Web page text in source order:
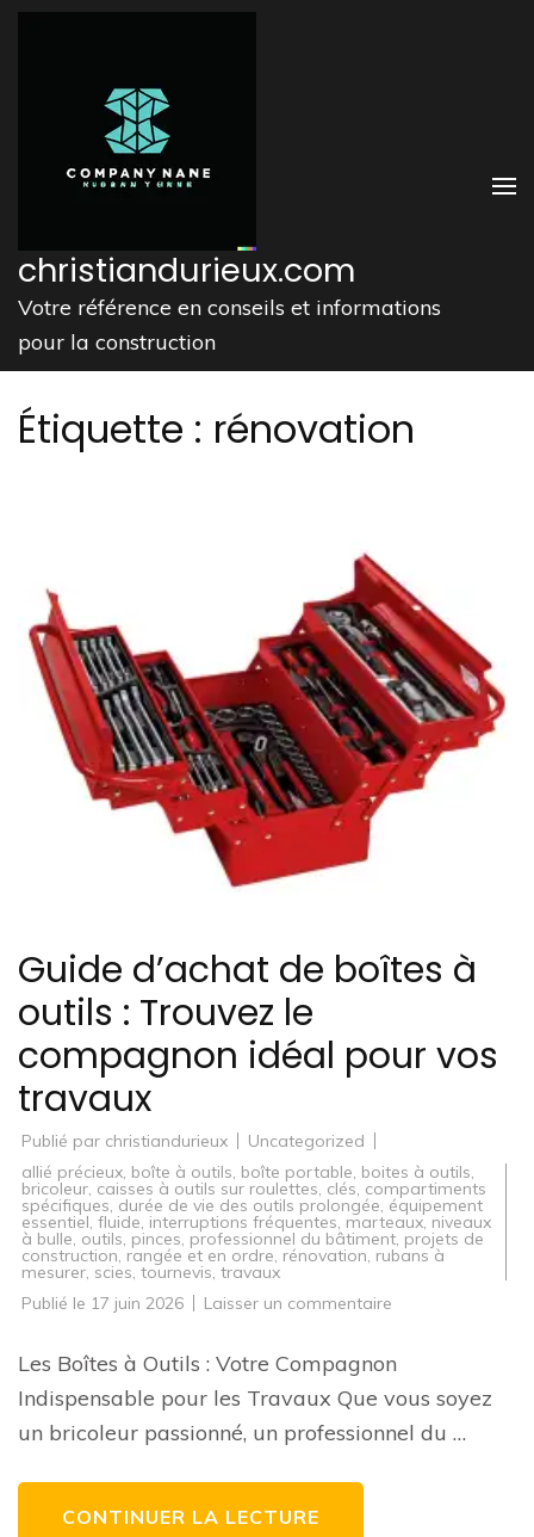
Aller
christiandurieux.com
Votre référence en conseils et informations
pour la construction
Étiquette : rénovation
Guide d’achat de boîtes à
outils : Trouvez le
compagnon idéal pour vos
travaux
Publié par christiandurieux
Uncategorized
allié précieux, boîte à outils, boîte portable, boites à outils,
bricoleur, caisses à outils sur roulettes, clés, compartiments
spécifiques, durée de vie des outils prolongée, équipement
essentiel, fluide, interruptions fréquentes, marteaux, niveaux
à bulle, outils, pinces, professionnel du bâtiment, projets de
construction, rangée et en ordre, rénovation, rubans à
mesurer, scies, tournevis, travaux
Publié le 17 juin 2026 Laisser un commentaire
boîtes
outils
Trouvez
Les Boîtes à Outils : Votre Compagnon
Indispensable pour les Travaux Que vous soyez
un bricoleur passionné, un professionnel du …
CONTINUER LA LECTURE